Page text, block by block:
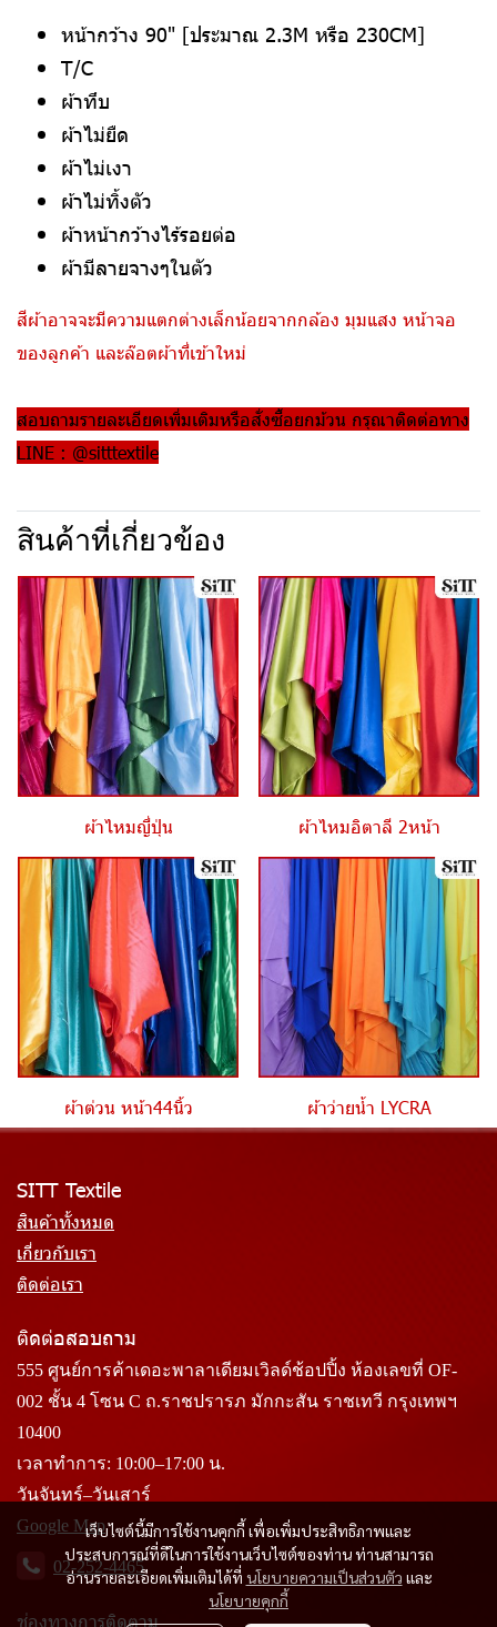
หน้ากว้าง 90" [ประมาณ 2.3M หรือ 230CM]
T/C
ผ้าทึบ
ผ้าไม่ยืด
ผ้าไม่เงา
ผ้าไม่ทิ้งตัว
ผ้าหน้ากว้างไร้รอยต่อ
ผ้ามีลายจางๆในตัว
สีผ้าอาจจะมีความแตกต่างเล็กน้อยจากกล้อง มุมแสง หน้าจอ
ของลูกค้า และล๊อตผ้าที่เข้าใหม่
สอบถามรายละเอียดเพิ่มเติมหรือสั่งซื้อยกม้วน กรุณาติดต่อทาง
LINE : @sitttextile
สินค้าที่เกี่ยวข้อง
ผ้าไหมญี่ปุ่น ผ้าไหมอิตาลี 2หน้า
ผ้าต่วน หน้า44นิ้ว ผ้าว่ายน้ำ LYCRA
เว็บไซต์นี้มีการใช้งานคุกกี้ เพื่อเพิ่มประสิทธิภาพและ
ประสบการณ์ที่ดีในการใช้งานเว็บไซต์ของท่าน ท่านสามารถ
อ่านรายละเอียดเพิ่มเติมได้ที่ นโยบายความเป็นส่วนตัว และ
นโยบายคุกกี้
SITT Textile
สินค้าทั้งหมด
เกี่ยวกับเรา
ติดต่อเรา
ติดต่อสอบถาม
555 ศูนย์การค้าเดอะพาลาเดียมเวิลด์ช้อปปิ้ง ห้องเลขที่ OF-
002 ชั้น 4 โซน C ถ.ราชปรารภ มักกะสัน ราชเทวี กรุงเทพฯ
10400
เวลาทำการ: 10:00–17:00 น.
วันจันทร์–วันเสาร์
Google Map
02-252-4465
ช่องทางการติดตาม